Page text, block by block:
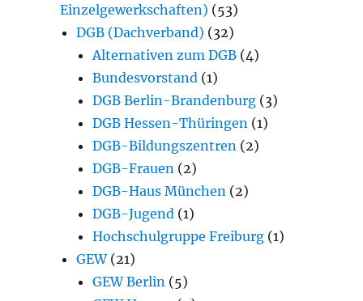
Einzelgewerkschaften) (53)
DGB (Dachverband) (32)
Alternativen zum DGB (4)
Bundesvorstand (1)
DGB Berlin-Brandenburg (3)
DGB Hessen-Thüringen (1)
DGB-Bildungszentren (2)
DGB-Frauen (2)
DGB-Haus München (2)
DGB-Jugend (1)
Hochschulgruppe Freiburg (1)
GEW(21)
GEW Berlin (5)